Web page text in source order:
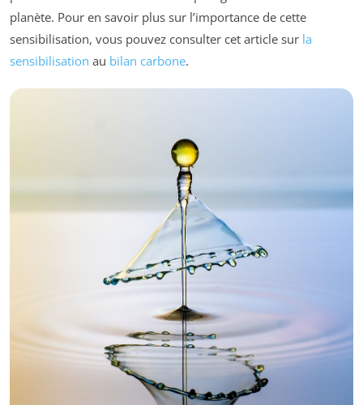
planète. Pour en savoir plus sur l’importance de cette
sensibilisation, vous pouvez consulter cet article sur la
sensibilisation au bilan carbone.